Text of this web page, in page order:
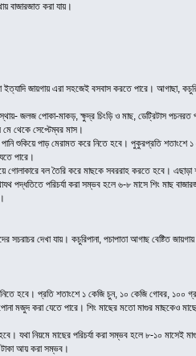
বাজারজাত করা যায়।
ইত্যাদি জায়গায় এরা সহজেই বসবাস করতে পারে। আগাছা,
জলজ পোকা-মাকড়, ক্ষুদ্র চিংড়ি ও মাছ, ডেট্রিটাস পচনরত
থেকে সেপ্টেম্বর মাস।
শুকিয়ে পাড় মেরামত করে নিতে হবে। পুকুরপ্রতি
পারে।
বল তৈরি করে মাছকে সবররাহ করতে হবে।
পরিচর্যা করা সম্ভব হলে ৬-৮ মাসে শিং মাছ
দেখা যায়। কচুরিপানা, পচাপাতা আগাছ বেষ্টিত
হবে। প্রতি শতাংশে ১ কেজি চুন, ১০ কেজি গোবর, ১০০
করা যেতে পারে। শিং মাছের মতো মাগুর মাছকেও
যথা নিয়মে মাছের পরিচর্যা করা সম্ভব হলে ৮-১০ মাসেই
টাকা আয় করা সম্ভব।